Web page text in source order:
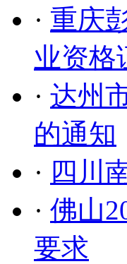
· 重庆
业资格
· 达州
的通知
· 四川
· 佛山
要求